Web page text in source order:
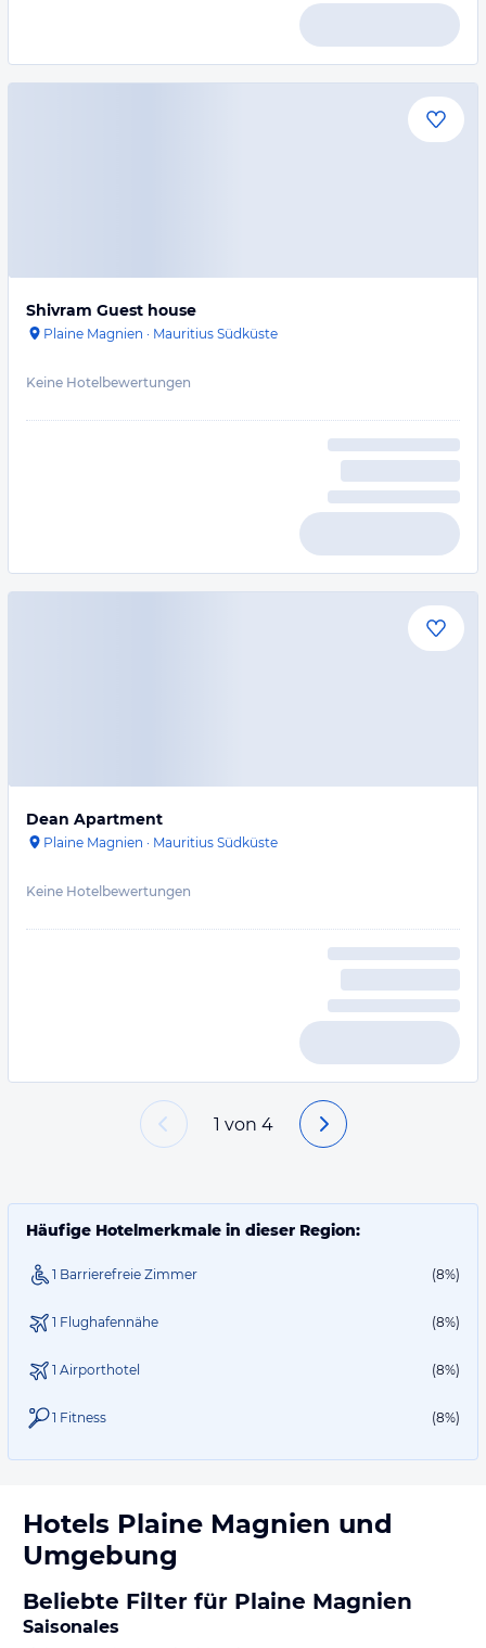
Shivram Guest house
Plaine Magnien · Mauritius Südküste
Keine Hotelbewertungen
Dean Apartment
Plaine Magnien · Mauritius Südküste
Keine Hotelbewertungen
1 von 4
Häufige Hotelmerkmale in dieser Region:
1 Barrierefreie Zimmer (8%)
1 Flughafennähe (8%)
1 Airporthotel (8%)
1 Fitness (8%)
Hotels Plaine Magnien und
Umgebung
Beliebte Filter für Plaine Magnien
Saisonales